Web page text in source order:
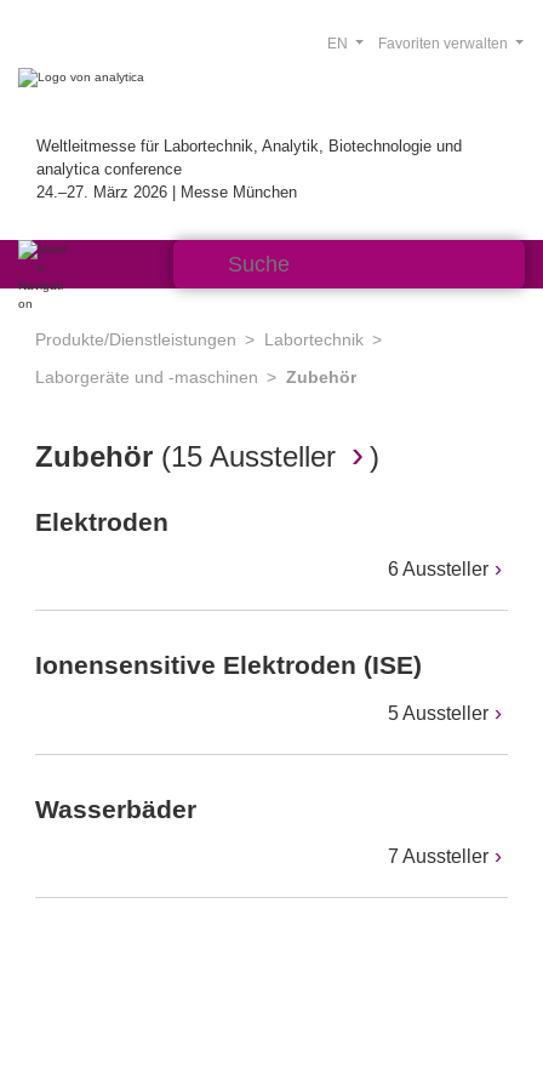
Weltleitmesse für Labortechnik, Analytik, Biotechnologie und
analytica conference
24.–27. März 2026 | Messe München
Favoriten verwalten
EN
Produkte/Dienstleistungen
Labortechnik
Laborgeräte und -maschinen
Zubehör
Zubehör (15 Aussteller )
Elektroden
6 Aussteller
Ionensensitive Elektroden (ISE)
5 Aussteller
Wasserbäder
7 Aussteller